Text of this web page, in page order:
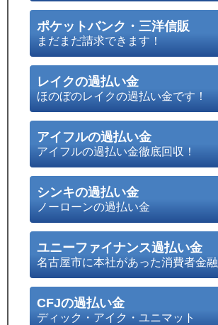
ポケットバンク・三洋信販
まだまだ請求できます！
レイクの過払い金
ほのぼのレイクの過払い金です！
アイフルの過払い金
アイフルの過払い金徹底回収！
シンキの過払い金
ノーローンの過払い金
ユニーファイナンス過払い金
名古屋市に本社があった消費者金融
CFJの過払い金
ディック・アイク・ユニマット